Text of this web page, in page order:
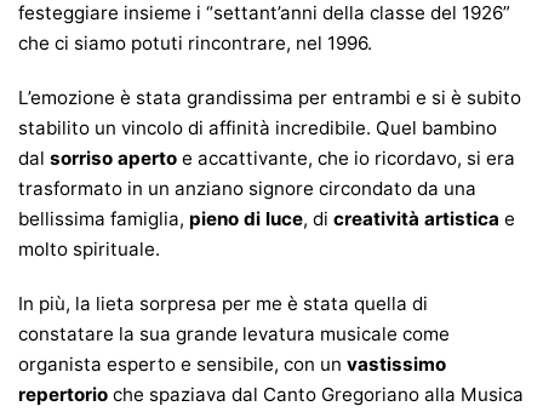
festeggiare insieme i “settant’anni della classe del 1926”
che ci siamo potuti rincontrare, nel 1996.
L’emozione è stata grandissima per entrambi e si è subito
stabilito un vincolo di affinità incredibile. Quel bambino
dal sorriso aperto e accattivante, che io ricordavo, si era
trasformato in un anziano signore circondato da una
bellissima famiglia, pieno di luce, di creatività artistica e
molto spirituale.
In più, la lieta sorpresa per me è stata quella di
constatare la sua grande levatura musicale come
organista esperto e sensibile, con un vastissimo
repertorio che spaziava dal Canto Gregoriano alla Musica